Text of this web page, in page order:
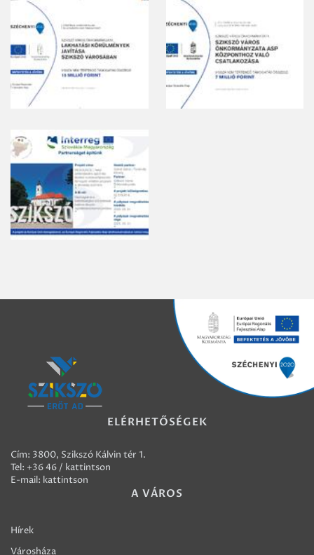
ELÉRHETŐSÉGEK
Cím: 3800, Szikszó Kálvin tér 1.
Tel: +36 46 / kattintson
E-mail: kattintson
A VÁROS
Hírek
Városháza